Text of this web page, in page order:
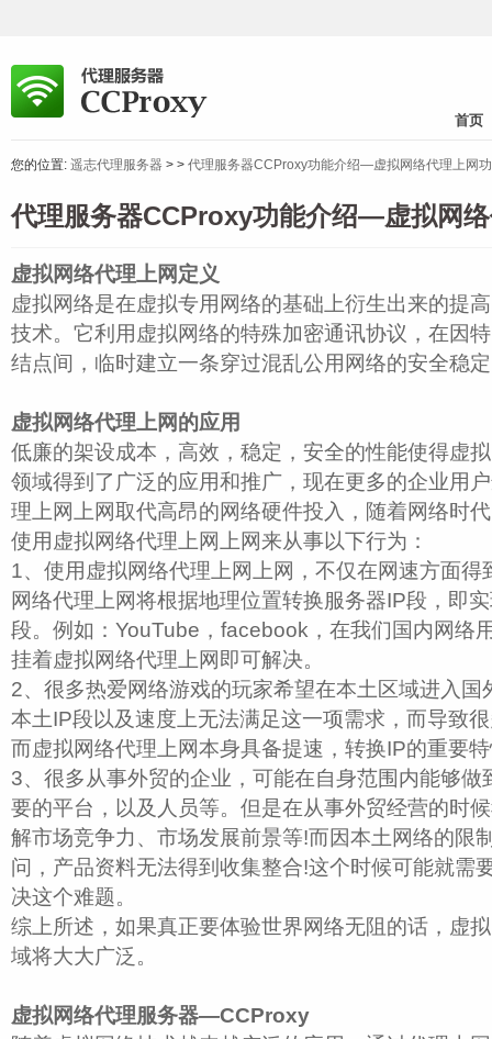
首页
您的位置: 遥志代理服务器 > > 代理服务器CCProxy功能介绍—虚拟网络代理上网
代理服务器CCProxy功能介绍—虚拟网
虚拟网络代理上网定义
虚拟网络是在虚拟专用网络的基础上衍生出来的提
技术。它利用虚拟网络的特殊加密通讯协议，在因
结点间，临时建立一条穿过混乱公用网络的安全稳
虚拟网络代理上网的应用
低廉的架设成本，高效，稳定，安全的性能使得虚
领域得到了广泛的应用和推广，现在更多的企业用
理上网上网取代高昂的网络硬件投入，随着网络时
使用虚拟网络代理上网上网来从事以下行为：
1、使用虚拟网络代理上网上网，不仅在网速方面得
网络代理上网将根据地理位置转换服务器IP段，即
段。例如：YouTube，facebook，在我们国内网络
挂着虚拟网络代理上网即可解决。
2、很多热爱网络游戏的玩家希望在本土区域进入国
本土IP段以及速度上无法满足这一项需求，而导致
而虚拟网络代理上网本身具备提速，转换IP的重要
3、很多从事外贸的企业，可能在自身范围内能够做
要的平台，以及人员等。但是在从事外贸经营的时
解市场竞争力、市场发展前景等!而因本土网络的限
问，产品资料无法得到收集整合!这个时候可能就需
决这个难题。
综上所述，如果真正要体验世界网络无阻的话，虚
域将大大广泛。
虚拟网络代理服务器—CCProxy